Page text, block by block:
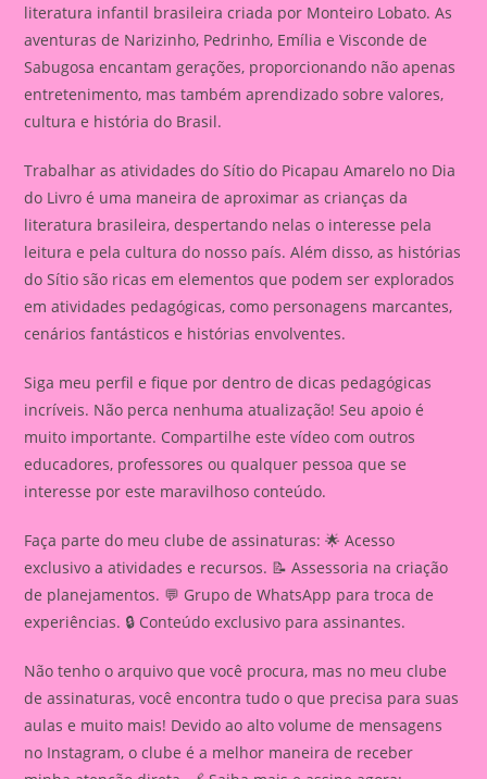
literatura infantil brasileira criada por Monteiro Lobato. As
aventuras de Narizinho, Pedrinho, Emília e Visconde de
Sabugosa encantam gerações, proporcionando não apenas
entretenimento, mas também aprendizado sobre valores,
cultura e história do Brasil.
Trabalhar as atividades do Sítio do Picapau Amarelo no Dia
do Livro é uma maneira de aproximar as crianças da
literatura brasileira, despertando nelas o interesse pela
leitura e pela cultura do nosso país. Além disso, as histórias
do Sítio são ricas em elementos que podem ser explorados
em atividades pedagógicas, como personagens marcantes,
cenários fantásticos e histórias envolventes.
Siga meu perfil e fique por dentro de dicas pedagógicas
incríveis. Não perca nenhuma atualização! Seu apoio é
muito importante. Compartilhe este vídeo com outros
educadores, professores ou qualquer pessoa que se
interesse por este maravilhoso conteúdo.
Faça parte do meu clube de assinaturas: 🌟 Acesso
exclusivo a atividades e recursos. 📝 Assessoria na criação
de planejamentos. 💬 Grupo de WhatsApp para troca de
experiências. 🔒 Conteúdo exclusivo para assinantes.
Não tenho o arquivo que você procura, mas no meu clube
de assinaturas, você encontra tudo o que precisa para suas
aulas e muito mais! Devido ao alto volume de mensagens
no Instagram, o clube é a melhor maneira de receber